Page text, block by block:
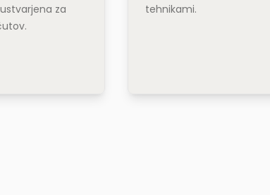
za
tehnikami.